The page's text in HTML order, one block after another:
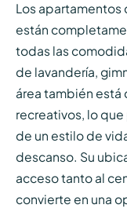
Los apartamentos
están
todas las
de lavandería,
área también está
recreativos, lo
de un estilo de
descanso. Su
acceso tanto al
convierte en una